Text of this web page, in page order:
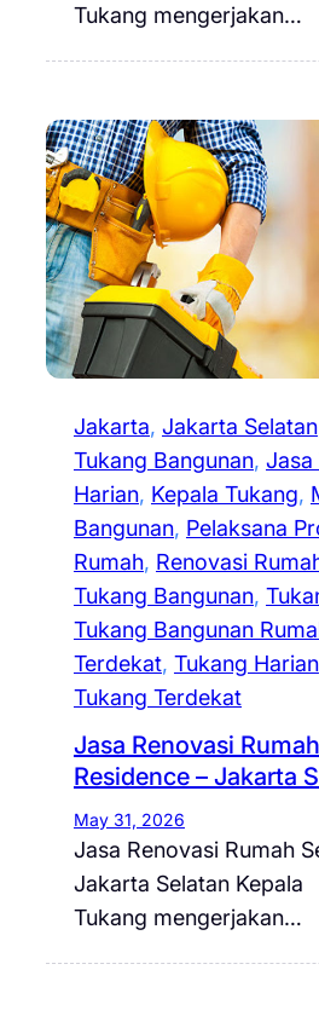
Tukang mengerjakan…
Jakarta, Jakarta Selatan
Tukang Bangunan, Jasa
Harian, Kepala Tukang,
Bangunan, Pelaksana
Rumah, Renovasi
Tukang Bangunan,
Tukang Bangunan
Terdekat, Tukang Harian
Tukang Terdekat
Jasa Renovasi
Residence – Jakarta
May 31, 2026
Jasa Renovasi Rumah
Jakarta Selatan Kepala
Tukang mengerjakan…